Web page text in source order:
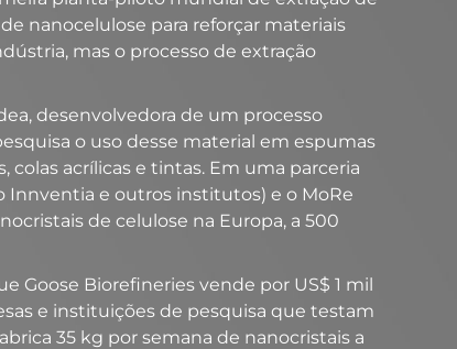
nanocelulose para reforçar materiais
mas o processo de extração
desenvolvedora de um processo
o uso desse material em espumas
acrílicas e tintas. Em uma parceria
Innventia e outros institutos) e o MoRe
de celulose na Europa, a 500
Goose Biorefineries vende por US$ 1 mil
e instituições de pesquisa que testam
35 kg por semana de nanocristais a